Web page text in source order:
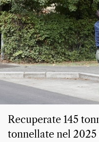
Recuperate 145
tonnellate nel